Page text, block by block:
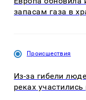
запасам газа в
Происшествия
Из-за гибели
реках